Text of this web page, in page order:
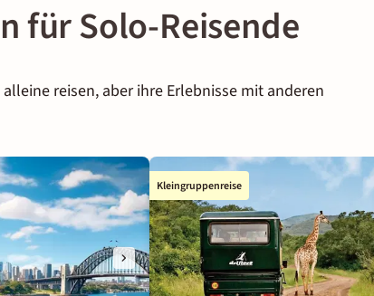
für Solo-Reisende
reisen, aber ihre Erlebnisse mit anderen
Kleingruppenreise